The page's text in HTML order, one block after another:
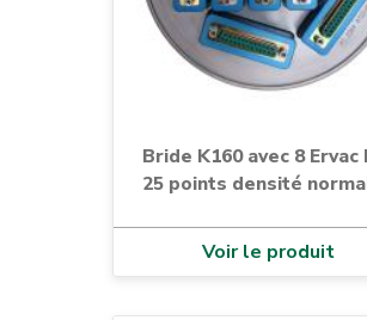
Bride K160 avec 8 Ervac
25 points densité
Voir le produit